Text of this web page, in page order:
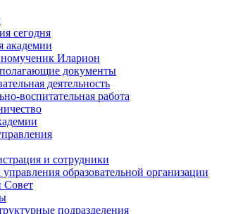
сегодня
академии
Иларион
документы
деятельность
воспитательная работа
и сотрудники
образовательной организации
Совет
подразделения